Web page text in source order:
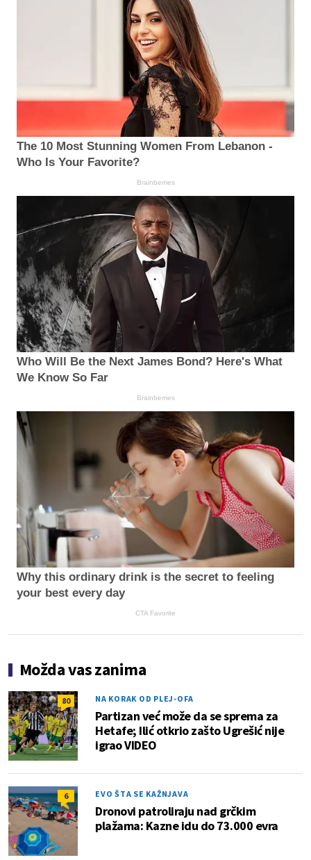
The 10 Most Stunning Women From Lebanon -
Who Is Your Favorite?
Brainberries
Who Will Be the Next James Bond? Here's What
We Know So Far
Brainberries
Why this ordinary drink is the secret to feeling
your best every day
CTA Favorite
Možda vas zanima
80 NA KORAK OD PLEJ-OFA
Partizan već može da se sprema za
Hetafe; Ilić otkrio zašto Ugrešić nije
igrao VIDEO
6 EVO ŠTA SE KAŽNJAVA
Dronovi patroliraju nad grčkim
plažama: Kazne idu do 73.000 evra